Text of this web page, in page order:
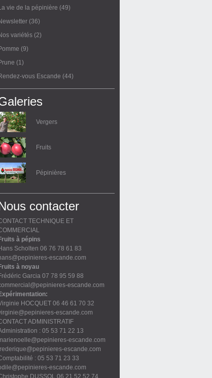
vie de la pépinière (49)
(36)
variétés (2)
(9)
(1)
vous Escande (44)
Vergers
Fruits
Pépinières
contacter
TECHNIQUE ET
à pépins
Scholten 06 76 78 61 83
escande.com
à noyau
Garcia 07 78 95 59 88
escande.com
HOCQUET 06 46 61 70 32
escande.com
ADMINISTRATIF
: 05 53 71 22 13
escande.com
escande.com
: 05 53 71 23 33
escande.com
DUSSOL 06 21 52 52 74